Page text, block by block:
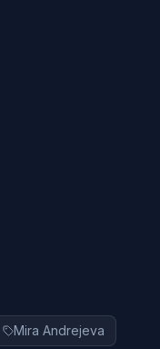
Mira Andrejeva